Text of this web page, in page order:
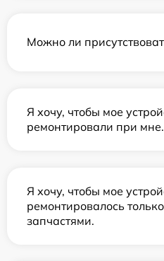
Можно ли
Я хочу, чтобы мое
ремонтировали при мне.
Я хочу, чтобы мое
ремонтировалось
запчастями.